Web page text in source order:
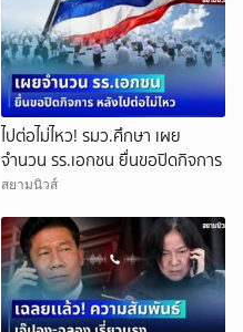
ไปต่อไม่ไหว! รมว.ศึกษา เผย
จำนวน รร.เอกชน ยื่นขอปิดกิจการ
สยามนิวส์